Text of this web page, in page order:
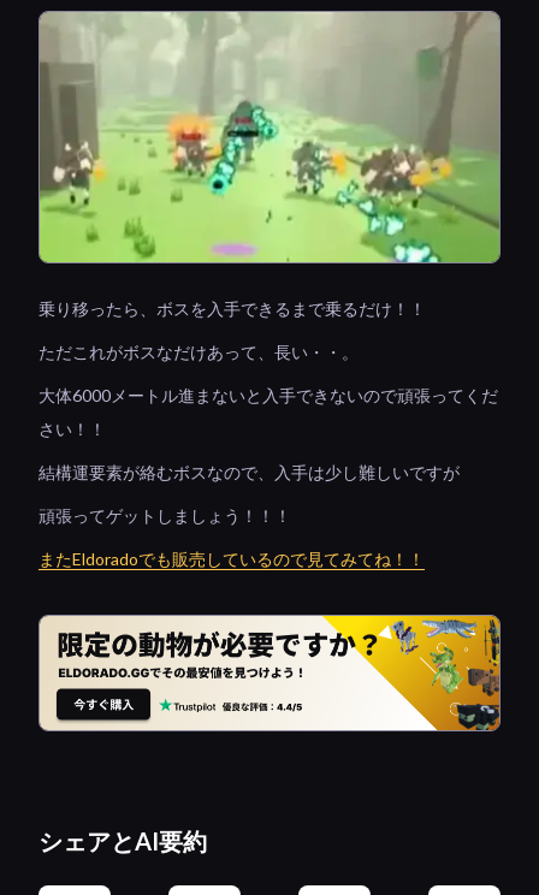
乗り移ったら、ボスを入手できるまで乗るだけ！！
ただこれがボスなだけあって、長い・・。
大体6000メートル進まないと入手できないので頑張ってくだ
さい！！
結構運要素が絡むボスなので、入手は少し難しいですが
頑張ってゲットしましょう！！！
またEldoradoでも販売しているので見てみてね！！
シェアとAI要約